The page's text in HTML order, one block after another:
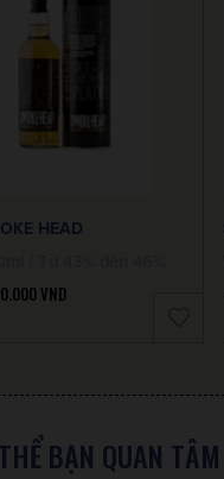
HEAD
VND
BẠN QUAN TÂM